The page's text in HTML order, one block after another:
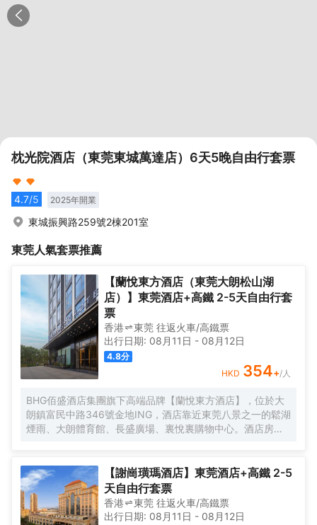
枕光院酒店（東莞東城萬達店）6天5晚自由行套票
4.7/5 2025年開業
東城振興路259號2棟201室
東莞人氣套票推薦
【蘭悅東方酒店（東莞大朗松山湖
店）】東莞酒店+高鐵 2-5天自由行套
票
香港 東莞 往返火車/高鐵票
出行日期: 08月11日 - 08月12日
4.8分
HKD 354+/人
BHG佰盛酒店集團旗下高端品牌【蘭悅東方酒店】，位於大
朗鎮富民中路346號金地ING，酒店靠近東莞八景之一的鬆湖
煙雨、大朗體育館、長盛廣場、裏悅裏購物中心。酒店房間
油洗護用品、空氣淨化器等。以優美的環境與細緻的服務讓
客人在酒店有更好的體驗。
【謝崗璜瑪酒店】東莞酒店+高鐵 2-5
天自由行套票
香港 東莞 往返火車/高鐵票
出行日期: 08月11日 - 08月12日